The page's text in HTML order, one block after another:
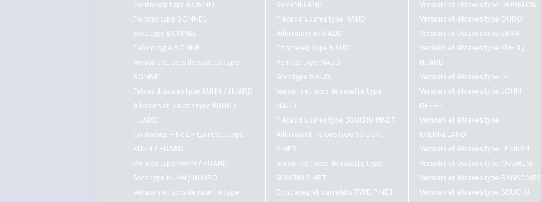
Contresep type BONNEL
Pointes type BONNEL
Socs type BONNEL
Talons type BONNEL
Versoirs et socs de rasette type
BONNEL
Pièces d’usures type KUHN / HUARD
Ailerons et Talons type KUHN /
HUARD
Contresep – Nez – Carrelets type
KUHN / HUARD
Pointes type KUHN / HUARD
Socs type KUHN / HUARD
Versoirs et socs de rasette type
KVERNELAND
Pièces d’usures type NAUD
Ailerons type NAUD
Contresep type NAUD
Pointes type NAUD
Socs type NAUD
Versoirs et socs de rasette type
NAUD
Pièces d’usures type SOUCHU PINET
Ailerons et Talons type SOUCHU
PINET
Versoirs et socs de rasette type
SOUCHU PINET
Contresep et carrelets TYPE PINET
Versoirs et étraves type DEMBLON
Versoirs et étraves type DURO
Versoirs et étraves type EBRA
Versoirs et étraves type KUHN /
HUARD
Versoirs et étraves type IH
Versoirs et étraves type JOHN
DEERE
Versoirs et étraves type
KVERNELAND
Versoirs et étraves type LEMKEN
Versoirs et étraves type OVERUM
Versoirs et étraves type RANSOMES
Versoirs et étraves type SOUCHU